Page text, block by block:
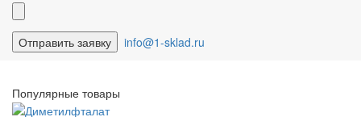
info@1-sklad.ru
Популярные товары